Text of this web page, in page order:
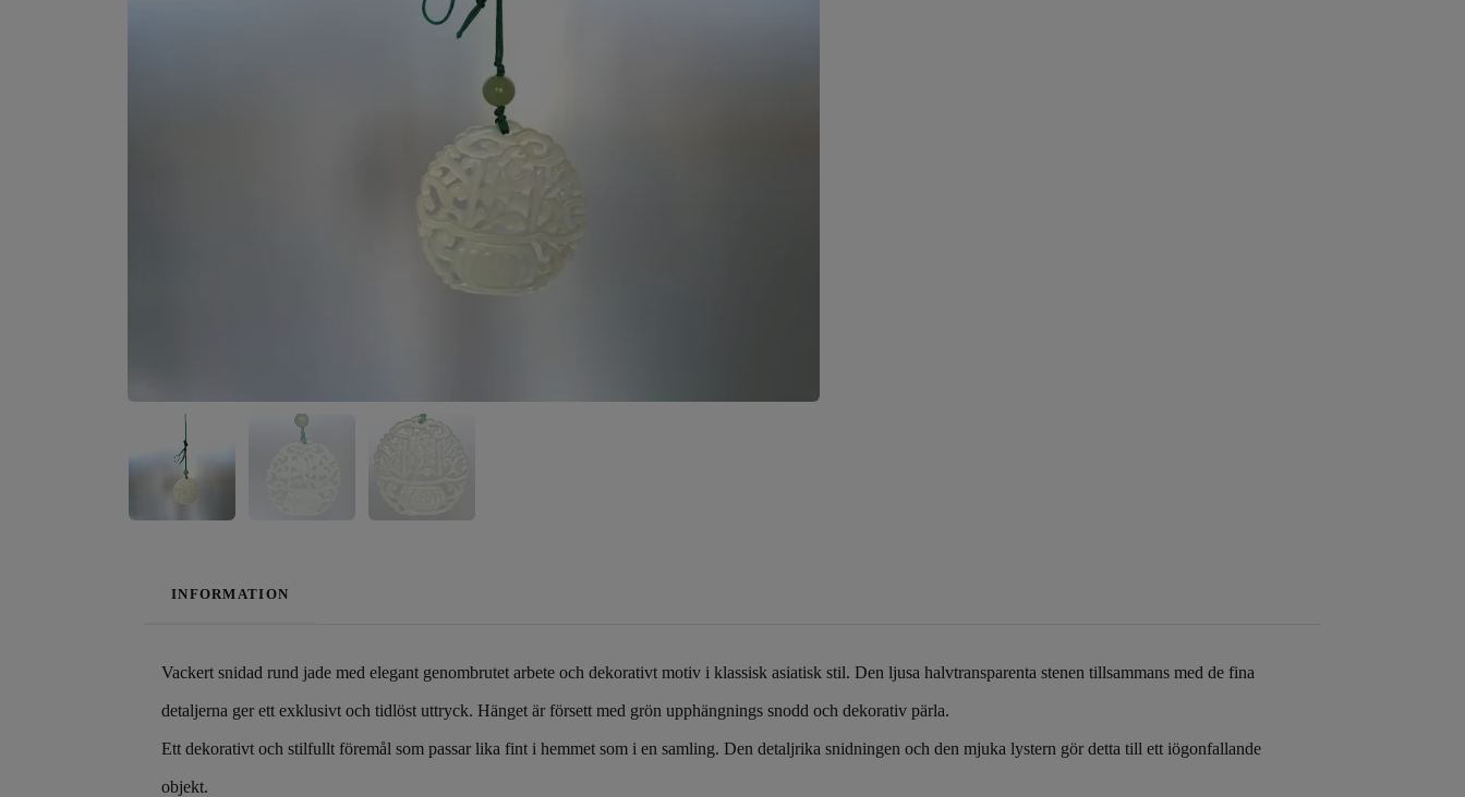
INFORMATION
Vackert snidad rund jade med elegant genombrutet arbete och dekorativt motiv i klassisk asiatisk stil. Den ljusa halvtransparenta stenen tillsammans med de fina
detaljerna ger ett exklusivt och tidlöst uttryck. Hänget är försett med grön upphängnings snodd och dekorativ pärla.
Ett dekorativt och stilfullt föremål som passar lika fint i hemmet som i en samling. Den detaljrika snidningen och den mjuka lystern gör detta till ett iögonfallande
objekt.